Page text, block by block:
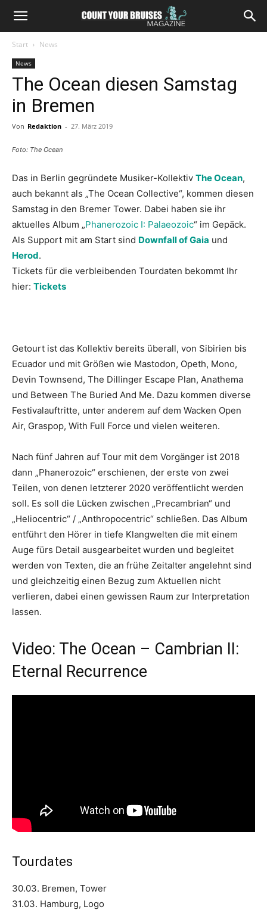
Start News
News
The Ocean diesen Samstag
in Bremen
Von Redaktion - 27. März 2019
Foto: The Ocean
Das in Berlin gegründete Musiker-Kollektiv The Ocean,
auch bekannt als „The Ocean Collective“, kommen diesen
Samstag in den Bremer Tower. Dabei haben sie ihr
aktuelles Album „Phanerozoic I: Palaeozoic“ im Gepäck.
Als Support mit am Start sind Downfall of Gaia und
Herod.
Tickets für die verbleibenden Tourdaten bekommt Ihr
hier: Tickets
Getourt ist das Kollektiv bereits überall, von Sibirien bis
Ecuador und mit Größen wie Mastodon, Opeth, Mono,
Devin Townsend, The Dillinger Escape Plan, Anathema
und Between The Buried And Me. Dazu kommen diverse
Festivalauftritte, unter anderem auf dem Wacken Open
Air, Graspop, With Full Force und vielen weiteren.
Nach fünf Jahren auf Tour mit dem Vorgänger ist 2018
dann „Phanerozoic“ erschienen, der erste von zwei
Teilen, von denen letzterer 2020 veröffentlicht werden
soll. Es soll die Lücken zwischen „Precambrian“ und
„Heliocentric“ / „Anthropocentric“ schließen. Das Album
entführt den Hörer in tiefe Klangwelten die mit einem
Auge fürs Detail ausgearbeitet wurden und begleitet
werden von Texten, die an frühe Zeitalter angelehnt sind
und gleichzeitig einen Bezug zum Aktuellen nicht
verlieren, dabei einen gewissen Raum zur Interpretation
lassen.
Video: The Ocean – Cambrian II:
Eternal Recurrence
Tourdates
30.03. Bremen, Tower
31.03. Hamburg, Logo